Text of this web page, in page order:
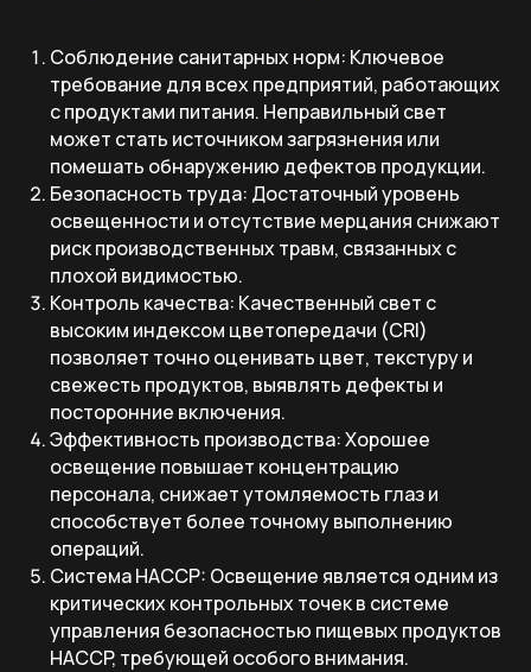
Соблюдение санитарных норм: Ключевое
требование для всех предприятий, работающих
с продуктами питания. Неправильный свет
может стать источником загрязнения или
помешать обнаружению дефектов продукции.
Безопасность труда: Достаточный уровень
освещенности и отсутствие мерцания снижают
риск производственных травм, связанных с
плохой видимостью.
Контроль качества: Качественный свет с
высоким индексом цветопередачи (CRI)
позволяет точно оценивать цвет, текстуру и
свежесть продуктов, выявлять дефекты и
посторонние включения.
Эффективность производства: Хорошее
освещение повышает концентрацию
персонала, снижает утомляемость глаз и
способствует более точному выполнению
операций.
Система HACCP: Освещение является одним из
критических контрольных точек в системе
управления безопасностью пищевых продуктов
HACCP, требующей особого внимания.